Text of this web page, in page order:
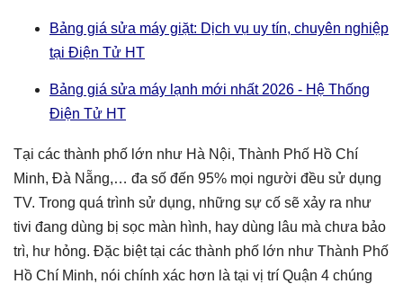
Bảng giá sửa máy giặt: Dịch vụ uy tín, chuyên nghiệp
tại Điện Tử HT
Bảng giá sửa máy lạnh mới nhất 2026 - Hệ Thống
Điện Tử HT
Tại các thành phố lớn như Hà Nội, Thành Phố Hồ Chí
Minh, Đà Nẵng,… đa số đến 95% mọi người đều sử dụng
TV. Trong quá trình sử dụng, những sự cố sẽ xảy ra như
tivi đang dùng bị sọc màn hình, hay dùng lâu mà chưa bảo
trì, hư hỏng. Đặc biệt tại các thành phố lớn như Thành Phố
Hồ Chí Minh, nói chính xác hơn là tại vị trí Quận 4 chúng